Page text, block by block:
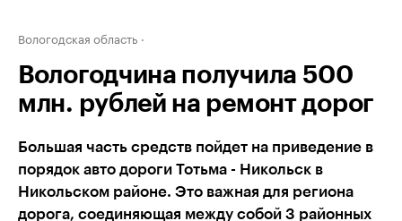
Вологодская область
Вологодчина получила 500
млн. рублей на ремонт дорог
Большая часть средств пойдет на приведение в
порядок авто дороги Тотьма - Никольск в
Никольском районе. Это важная для региона
дорога, соединяющая между собой 3 районных